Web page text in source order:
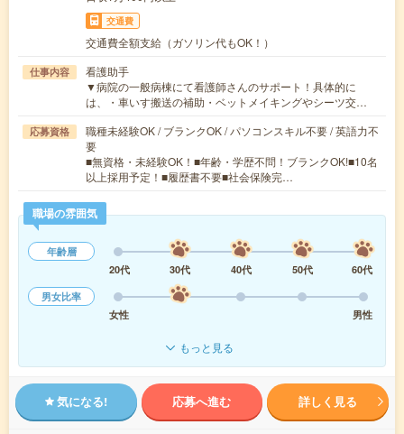
交通費
交通費全額支給（ガソリン代もOK！）
仕事内容
看護助手
▼病院の一般病棟にて看護師さんのサポート！具体的に
は、・車いす搬送の補助・ベットメイキングやシーツ交…
応募資格
職種未経験OK / ブランクOK / パソコンスキル不要 / 英語力不
要
■無資格・未経験OK！■年齢・学歴不問！ブランクOK!■10名
以上採用予定！■履歴書不要■社会保険完…
職場の雰囲気
年齢層
20代
30代 40代 50代
60代
男女比率
女性
男性
もっと見る
気になる! 応募へ進む 詳しく見る